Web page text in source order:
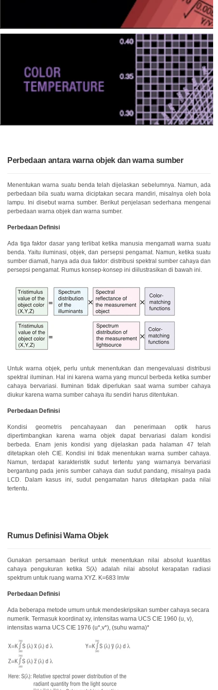
yang
Sumber
Unduh
Katalog
Unduhan
Buku
Pendidikan
Video
Youtube
Pusat
Pengukuran
Warna
Pengukuran
Cahaya
Putih
Studi
Kasus
Webinar
Sesuai
Permintaan
Poster
Glosarium
FAQ
Kami
perusahaan
(ENG)
Unit
Penginderaan
(ENG)
Distributor
Apa
yang
Perbedaan antara warna objek dan warna sumber
Menentukan warna suatu benda telah dijelaskan sebelumnya. Namun, ada
perbedaan bila suatu warna diciptakan secara mandiri, misalnya oleh bola
lampu. Ini disebut warna sumber. Berikut penjelasan sederhana mengenai
perbedaan warna objek dan warna sumber.
Perbedaan Definisi
Ada tiga faktor dasar yang terlibat ketika manusia mengamati warna suatu
benda. Yaitu iluminasi, objek, dan persepsi pengamat. Namun, ketika suatu
sumber diamati, hanya ada dua faktor: distribusi spektral sumber cahaya dan
persepsi pengamat. Rumus konsep-konsep ini diilustrasikan di bawah ini.
Untuk warna objek, perlu untuk menentukan dan mengevaluasi distribusi
spektral iluminan. Hal ini karena warna yang muncul berbeda ketika sumber
cahaya bervariasi. Iluminan tidak diperlukan saat warna sumber cahaya
diukur karena warna sumber cahaya itu sendiri harus ditentukan.
Perbedaan Definisi
Kondisi geometris pencahayaan dan penerimaan optik harus
dipertimbangkan karena warna objek dapat bervariasi dalam kondisi
berbeda. Enam jenis kondisi yang dijelaskan pada halaman 47 telah
ditetapkan oleh CIE. Kondisi ini tidak menentukan warna sumber cahaya.
Namun, terdapat karakteristik sudut tertentu yang warnanya bervariasi
bergantung pada jenis sumber cahaya dan sudut pandang, misalnya pada
LCD. Dalam kasus ini, sudut pengamatan harus ditetapkan pada nilai
tertentu.
Rumus Definisi Warna Objek
Gunakan persamaan berikut untuk menentukan nilai absolut kuantitas
cahaya pengukuran ketika S(λ) adalah nilai absolut kerapatan radiasi
spektrum untuk ruang warna XYZ. K=683 lm/w
Perbedaan Definisi
Ada beberapa metode umum untuk mendeskripsikan sumber cahaya secara
numerik. Termasuk koordinat xy, intensitas warna UCS CIE 1960 (u, v),
intensitas warna UCS CIE 1976 (u*,v*), (suhu warna)*